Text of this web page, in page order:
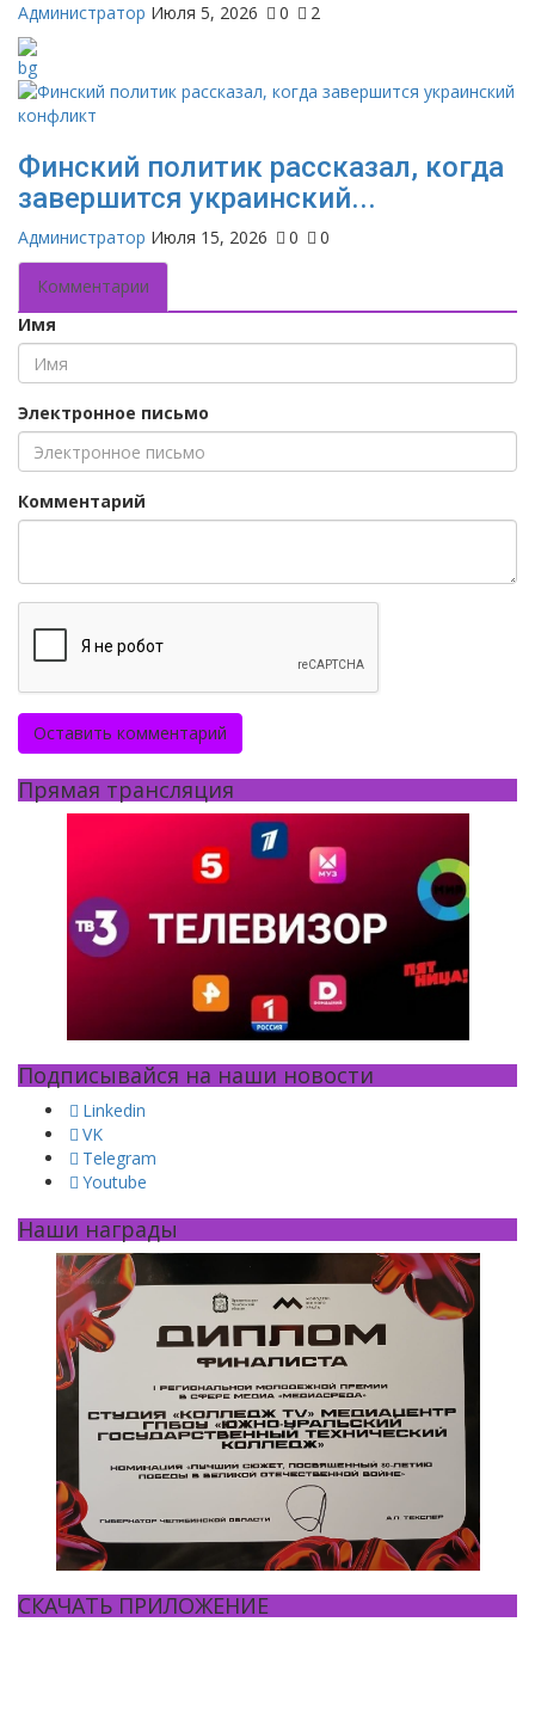
Администратор Июля 5, 2026 0 2
Финский политик рассказал, когда
завершится украинский...
Администратор Июля 15, 2026 0 0
Комментарии
Имя
Электронное письмо
Комментарий
Оставить комментарий
Прямая трансляция
Подписывайся на наши новости
Linkedin
VK
Telegram
Youtube
Наши награды
СКАЧАТЬ ПРИЛОЖЕНИЕ